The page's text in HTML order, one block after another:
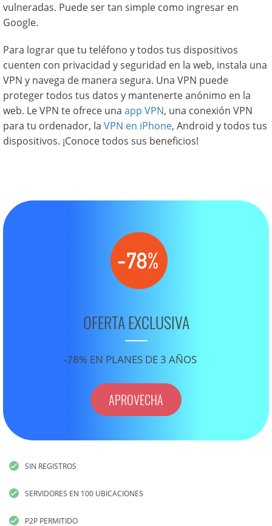
vulneradas. Puede ser tan simple como ingresar en
Google.
Para lograr que tu teléfono y todos tus dispositivos
cuenten con privacidad y seguridad en la web, instala una
VPN y navega de manera segura. Una VPN puede
proteger todos tus datos y mantenerte anónimo en la
web. Le VPN te ofrece una app VPN, una conexión VPN
para tu ordenador, la VPN en iPhone, Android y todos tus
dispositivos. ¡Conoce todos sus beneficios!
OFERTA EXCLUSIVA
-78% EN PLANES DE 3 AÑOS
APROVECHA
SIN REGISTROS
SERVIDORES EN 100 UBICACIONES
P2P PERMITIDO